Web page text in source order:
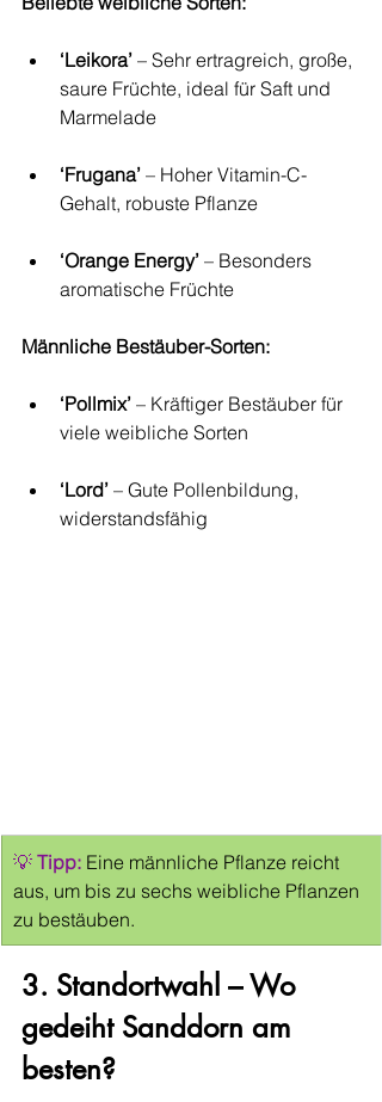
‘Leikora’ – Sehr ertragreich, große,
saure Früchte, ideal für Saft und
Marmelade
‘Frugana’ – Hoher Vitamin-C-
Gehalt, robuste Pflanze
‘Orange Energy’ – Besonders
aromatische Früchte
Männliche Bestäuber-Sorten:
‘Pollmix’ – Kräftiger Bestäuber für
viele weibliche Sorten
‘Lord’ – Gute Pollenbildung,
widerstandsfähig
💡 Tipp: Eine männliche Pflanze reicht
aus, um bis zu sechs weibliche Pflanzen
zu bestäuben.
3. Standortwahl – Wo
gedeiht Sanddorn am
besten?